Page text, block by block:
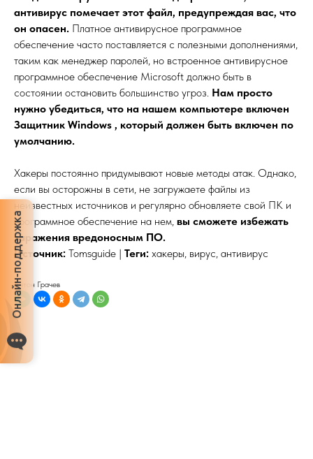
антивирус помечает этот файл, предупреждая вас, что
он опасен. Платное антивирусное программное
обеспечение часто поставляется с полезными дополнениями,
таким как менеджер паролей, но встроенное антивирусное
программное обеспечение Microsoft должно быть в
состоянии остановить большинство угроз. Нам просто
нужно убедиться, что на нашем компьютере включен
Защитник Windows , который должен быть включен по
умолчанию.
Хакеры постоянно придумывают новые методы атак. Однако,
если вы осторожны в сети, не загружаете файлы из
неизвестных источников и регулярно обновляете свой ПК и
программное обеспечение на нем, вы сможете избежать
заражения вредоносным ПО.
Источник: Tomsguide | Теги: хакеры, вирус, антивирус
Антон Грачев
Онлайн-поддержка